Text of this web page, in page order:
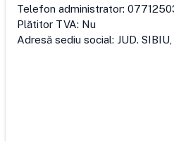
Telefon administrator:
Plătitor TVA: Nu
Adresă sediu social: JUD.